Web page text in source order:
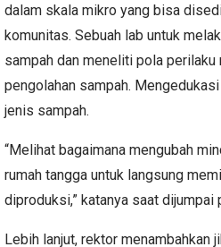
dalam skala mikro yang bisa
komunitas. Sebuah lab untuk
sampah dan meneliti pola
pengolahan sampah.
jenis sampah.
“Melihat bagaimana mengubah
rumah tangga untuk langsung
diproduksi,” katanya saat dijumpai
Lebih lanjut, rektor menambahkan